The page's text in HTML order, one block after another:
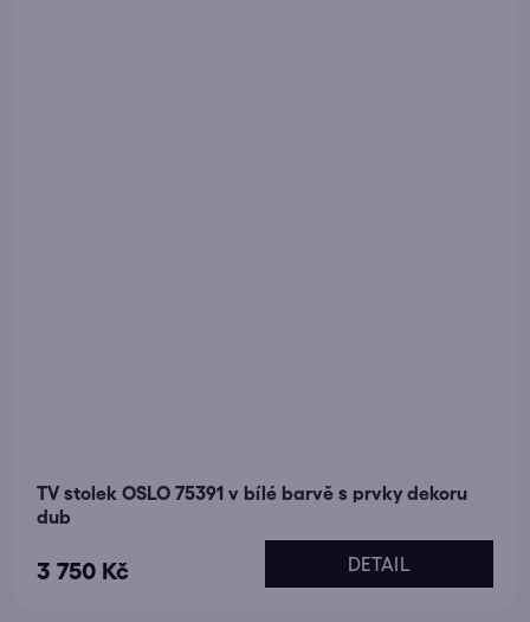
TV stolek OSLO 75391 v bílé barvě s prvky dekoru
dub
3 750 Kč DETAIL